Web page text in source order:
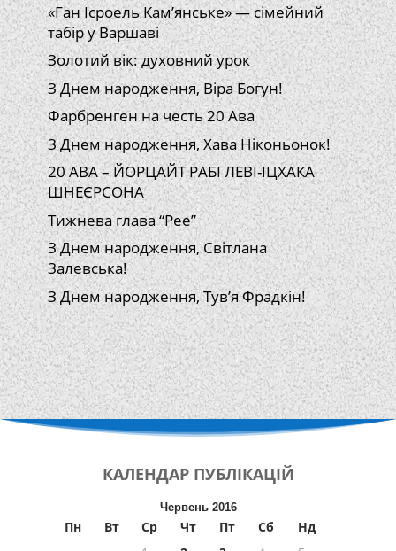
«Ган Ісроель Кам’янське» — сімейний
табір у Варшаві
Золотий вік: духовний урок
З Днем народження, Віра Богун!
Фарбренген на честь 20 Ава
З Днем народження, Хава Ніконьонок!
20 АВА – ЙОРЦАЙТ РАБІ ЛЕВІ-ІЦХАКА
ШНЕЄРСОНА
Тижнева глава “Рее”
З Днем народження, Світлана
Залевська!
З Днем народження, Тув’я Фрадкін!
КАЛЕНДАР ПУБЛІКАЦІЙ
Червень 2016
Пн Вт Ср Чт Пт Сб
Нд